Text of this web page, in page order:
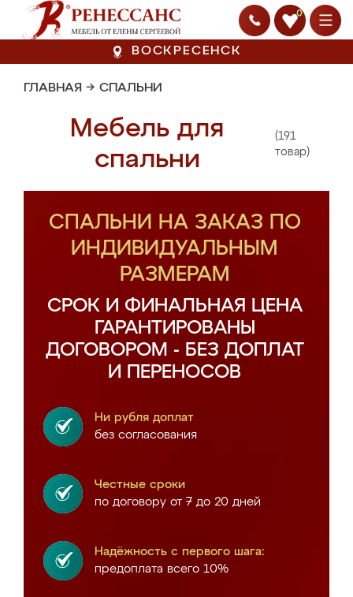
0
ВОСКРЕСЕНСК
ГЛАВНАЯ → СПАЛЬНИ
Мебель для
спальни
(191
товар)
СПАЛЬНИ НА ЗАКАЗ ПО
ИНДИВИДУАЛЬНЫМ
РАЗМЕРАМ
СРОК И ФИНАЛЬНАЯ ЦЕНА
ГАРАНТИРОВАНЫ
ДОГОВОРОМ - БЕЗ ДОПЛАТ
И ПЕРЕНОСОВ
Ни рубля доплат
без согласования
Честные сроки
по договору от 7 до 20 дней
Надёжность с первого шага:
предоплата всего 10%